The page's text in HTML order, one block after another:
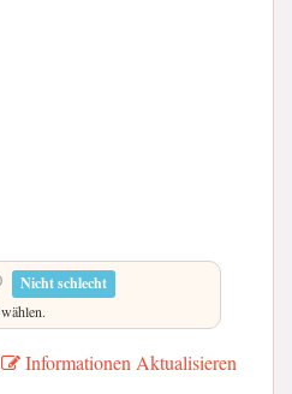
Nicht schlecht
wählen.
Informationen Aktualisieren